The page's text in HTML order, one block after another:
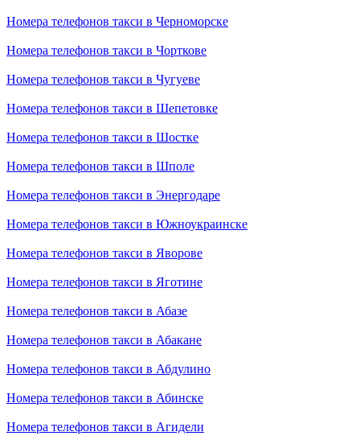
Номера телефонов такси в Черноморске
Номера телефонов такси в Чорткове
Номера телефонов такси в Чугуеве
Номера телефонов такси в Шепетовке
Номера телефонов такси в Шостке
Номера телефонов такси в Шполе
Номера телефонов такси в Энергодаре
Номера телефонов такси в Южноукраинске
Номера телефонов такси в Яворове
Номера телефонов такси в Яготине
Номера телефонов такси в Абазе
Номера телефонов такси в Абакане
Номера телефонов такси в Абдулино
Номера телефонов такси в Абинске
Номера телефонов такси в Агидели